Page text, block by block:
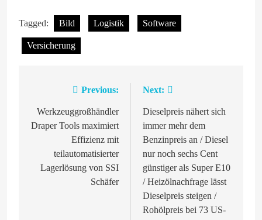
Tagged: Bild Logistik Software
Versicherung
Beitragsnavigation
Previous:
Werkzeuggroßhändler
Draper Tools maximiert
Effizienz mit
teilautomatisierter
Lagerlösung von SSI
Schäfer
Next:
Dieselpreis nähert sich
immer mehr dem
Benzinpreis an / Diesel
nur noch sechs Cent
günstiger als Super E10
/ Heizölnachfrage lässt
Dieselpreis steigen /
Rohölpreis bei 73 US-